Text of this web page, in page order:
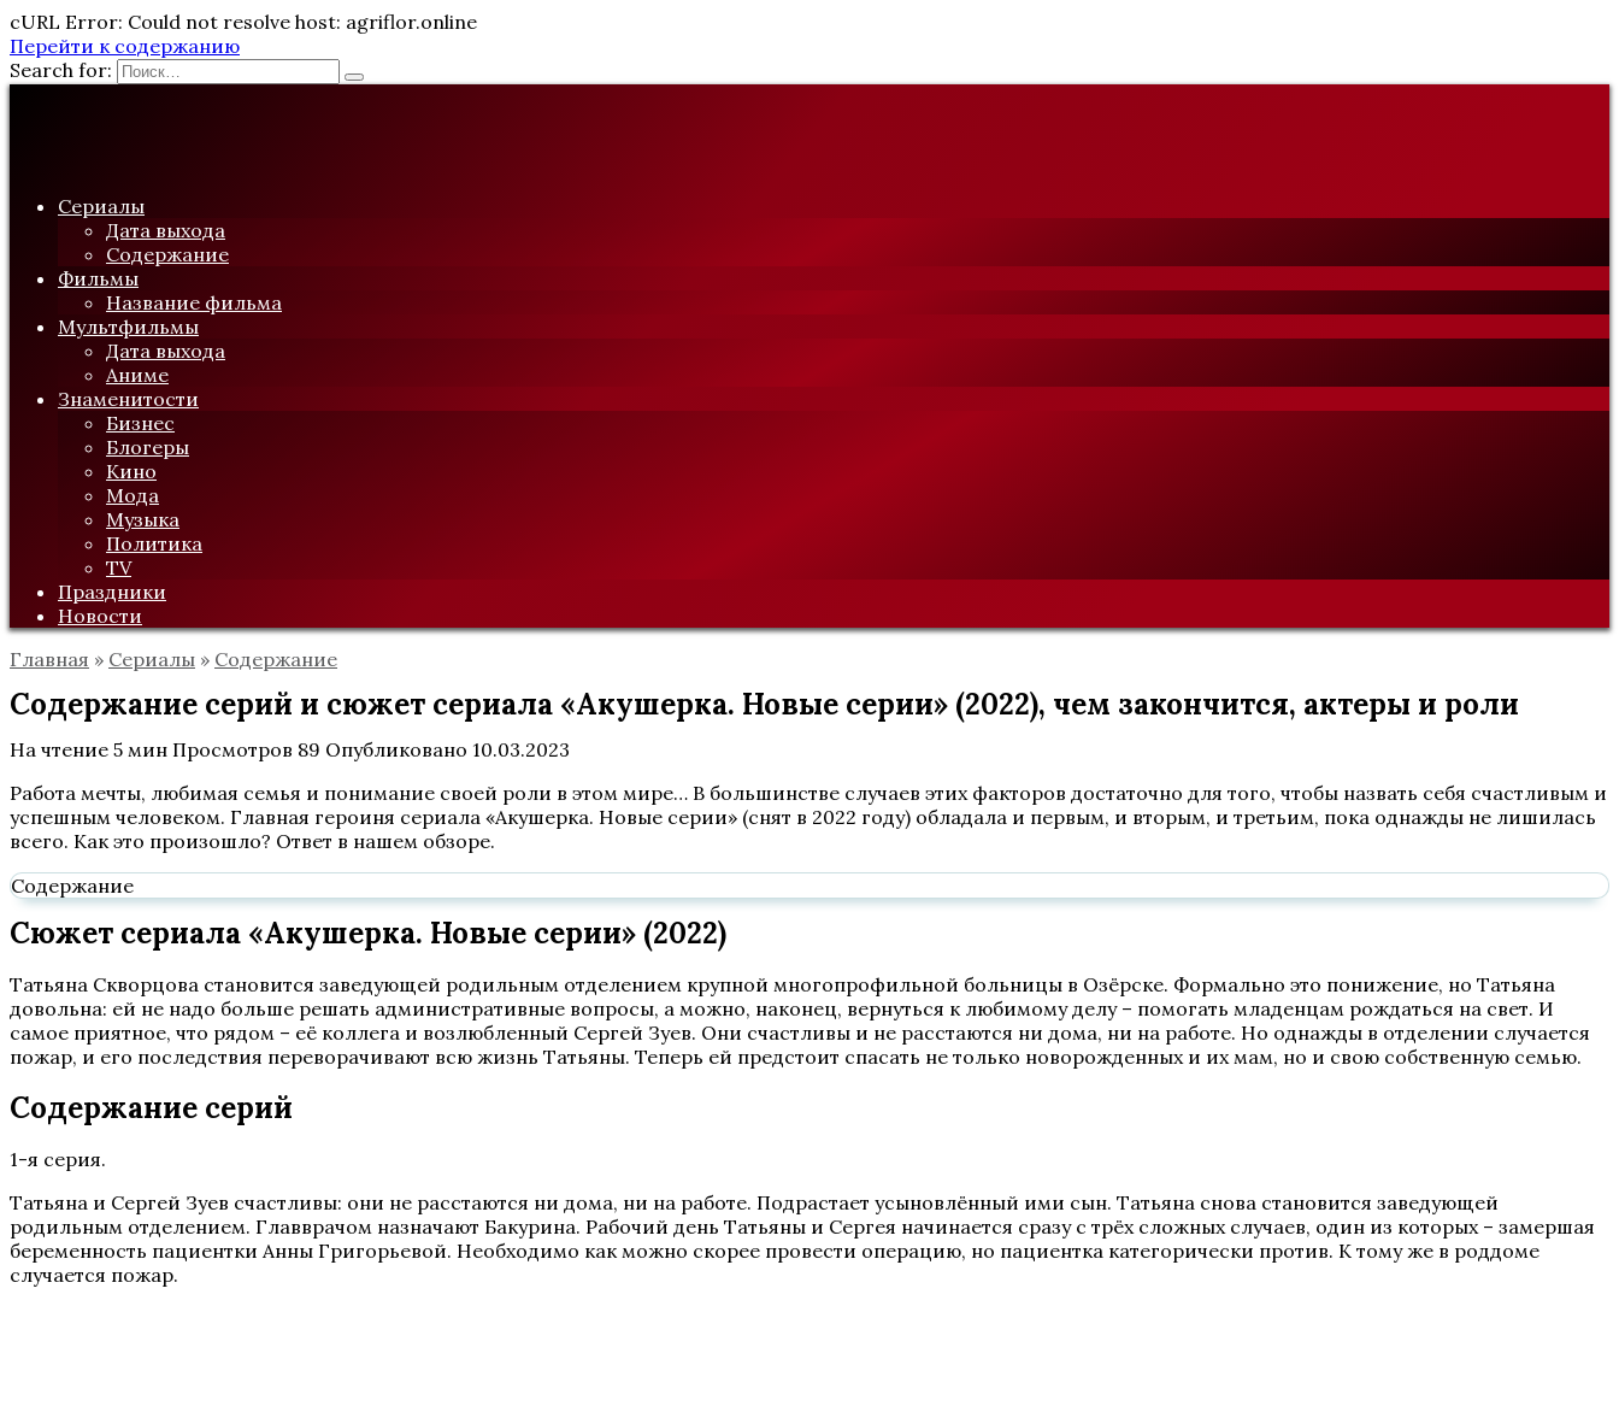
cURL Error: Could not resolve host: agriflor.online
Перейти к содержанию
Search for:
Сериалы
Дата выхода
Содержание
Фильмы
Название фильма
Мультфильмы
Дата выхода
Аниме
Знаменитости
Бизнес
Блогеры
Кино
Мода
Музыка
Политика
TV
Праздники
Новости
Главная » Сериалы » Содержание
Содержание серий и сюжет сериала «Акушерка. Новые серии» (2022), чем закончится, актеры и роли
На чтение 5 мин Просмотров 89 Опубликовано 10.03.2023
Работа мечты, любимая семья и понимание своей роли в этом мире… В большинстве случаев этих факторов достаточно для того, чтобы назвать себя счастливым и
успешным человеком. Главная героиня сериала «Акушерка. Новые серии» (снят в 2022 году) обладала и первым, и вторым, и третьим, пока однажды не лишилась
всего. Как это произошло? Ответ в нашем обзоре.
Содержание
Сюжет сериала «Акушерка. Новые серии» (2022)
Татьяна Скворцова становится заведующей родильным отделением крупной многопрофильной больницы в Озёрске. Формально это понижение, но Татьяна
довольна: ей не надо больше решать административные вопросы, а можно, наконец, вернуться к любимому делу – помогать младенцам рождаться на свет. И
самое приятное, что рядом – её коллега и возлюбленный Сергей Зуев. Они счастливы и не расстаются ни дома, ни на работе. Но однажды в отделении случается
пожар, и его последствия переворачивают всю жизнь Татьяны. Теперь ей предстоит спасать не только новорожденных и их мам, но и свою собственную семью.
Содержание серий
1-я серия.
Татьяна и Сергей Зуев счастливы: они не расстаются ни дома, ни на работе. Подрастает усыновлённый ими сын. Татьяна снова становится заведующей
родильным отделением. Главврачом назначают Бакурина. Рабочий день Татьяны и Сергея начинается сразу с трёх сложных случаев, один из которых – замершая
беременность пациентки Анны Григорьевой. Необходимо как можно скорее провести операцию, но пациентка категорически против. К тому же в роддоме
случается пожар.